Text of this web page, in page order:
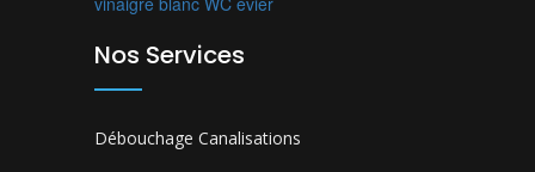
Nos Services
Débouchage Canalisations